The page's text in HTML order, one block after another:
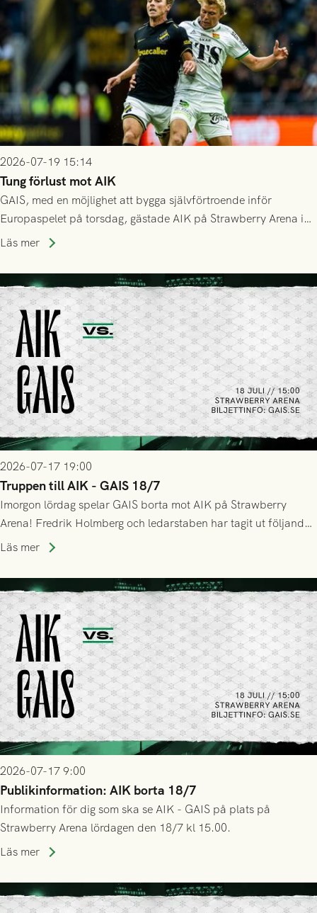
2026-07-19 15:14
Tung förlust mot AIK
GAIS, med en möjlighet att bygga självförtroende inför
Europaspelet på torsdag, gästade AIK på Strawberry Arena i
Stockholm . Men trots konstant hotande i första halvlek av
lyckades få in 2-0.
Läs mer
2026-07-17 19:00
Truppen till AIK - GAIS 18/7
Imorgon lördag spelar GAIS borta mot AIK på Strawberry
Arena! Fredrik Holmberg och ledarstaben har tagit ut följande
trupp till matchen:
Läs mer
2026-07-17 9:00
Publikinformation: AIK borta 18/7
Information för dig som ska se AIK - GAIS på plats på
Strawberry Arena lördagen den 18/7 kl 15.00.
Läs mer